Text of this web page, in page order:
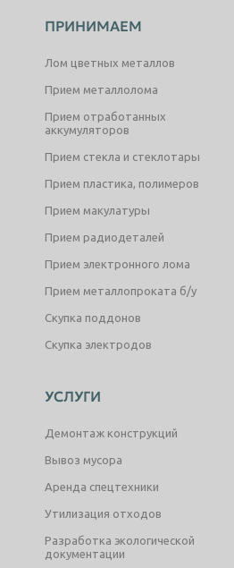
ПРИНИМАЕМ
Лом цветных металлов
Прием металлолома
Прием отработанных
аккумуляторов
Прием стекла и стеклотары
Прием пластика, полимеров
Прием макулатуры
Прием радиодеталей
Прием электронного лома
Прием металлопроката б/у
Скупка поддонов
Скупка электродов
УСЛУГИ
Демонтаж конструкций
Вывоз мусора
Аренда спецтехники
Утилизация отходов
Разработка экологической
документации